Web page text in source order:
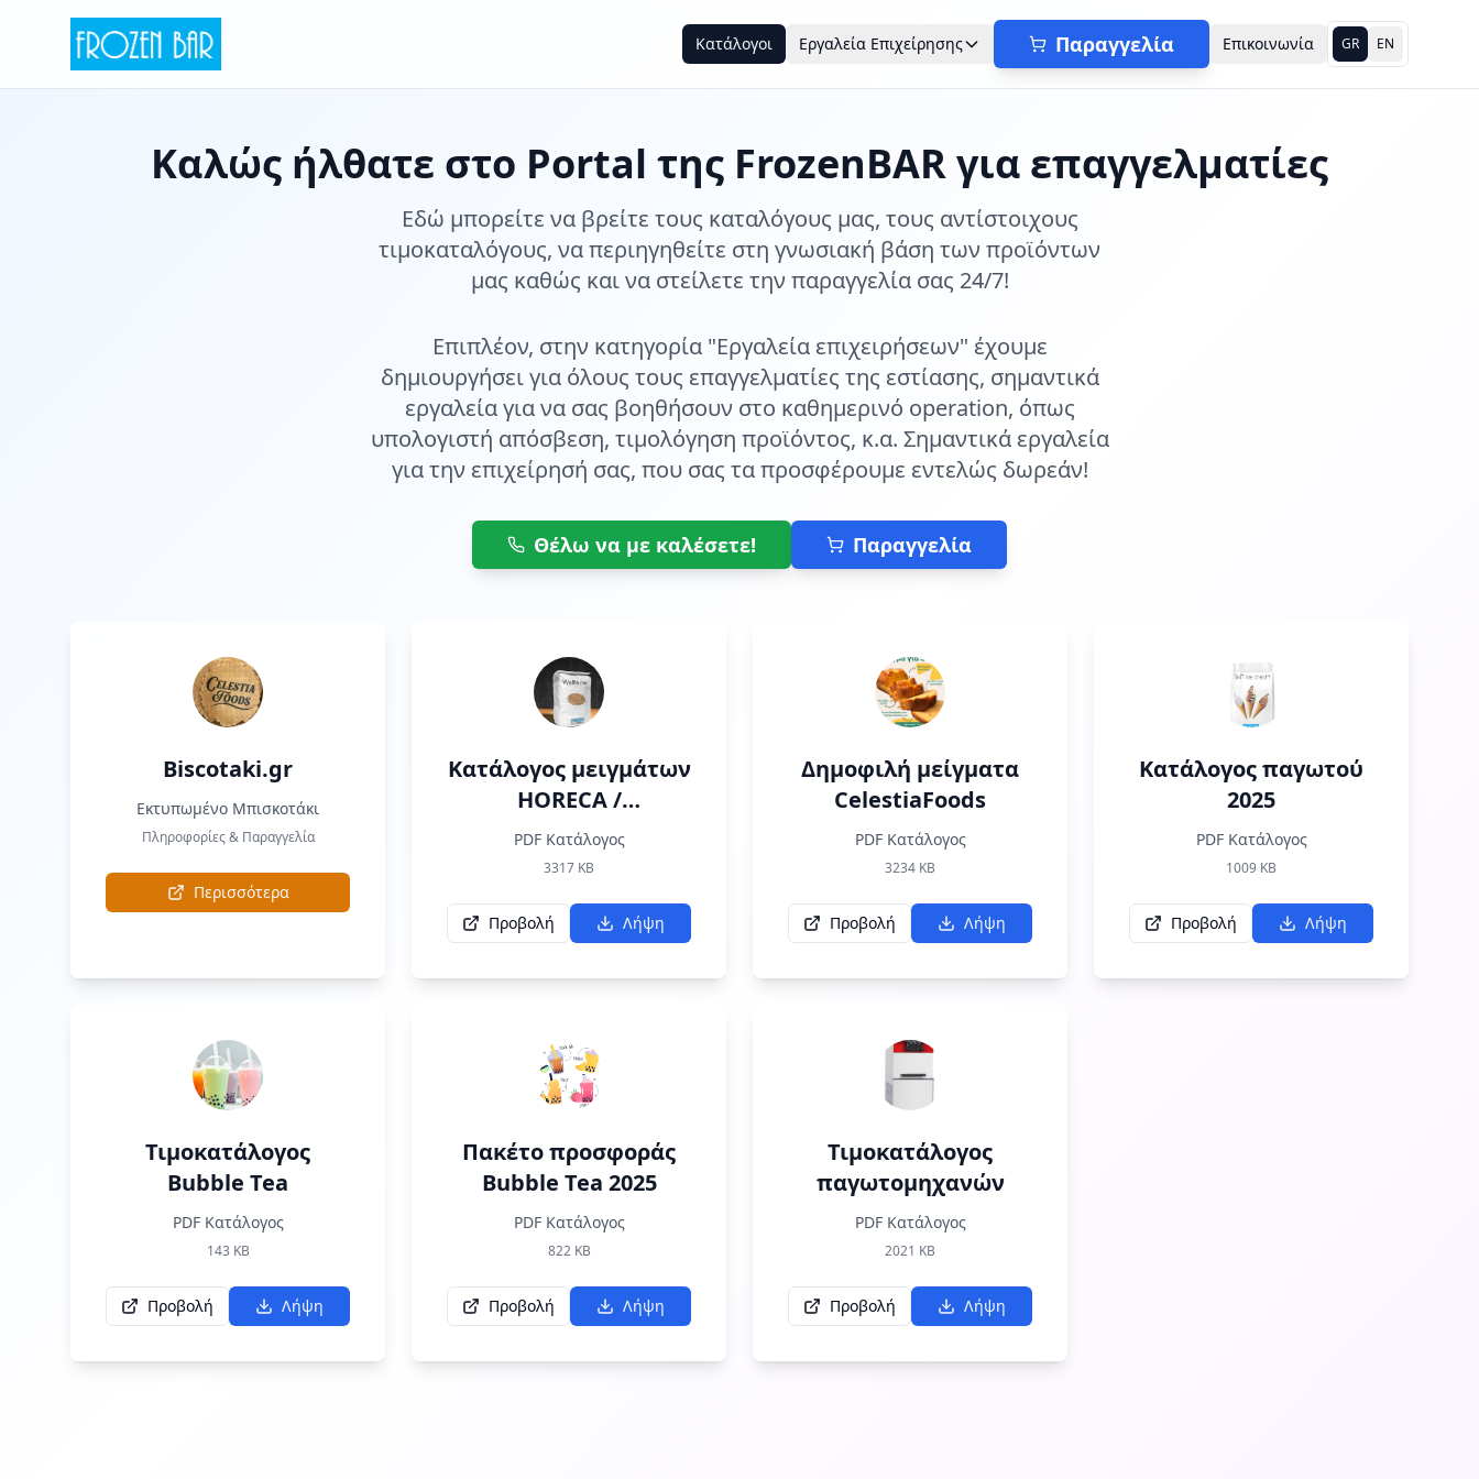
Κατάλογοι Εργαλεία Επιχείρησης Παραγγελία Επικοινωνία GR EN
Καλώς ήλθατε στο Portal της FrozenBAR για επαγγελματίες
Εδώ μπορείτε να βρείτε τους καταλόγους μας, τους αντίστοιχους
τιμοκαταλόγους, να περιηγηθείτε στη γνωσιακή βάση των προϊόντων
μας καθώς και να στείλετε την παραγγελία σας 24/7!
Επιπλέον, στην κατηγορία "Εργαλεία επιχειρήσεων" έχουμε
δημιουργήσει για όλους τους επαγγελματίες της εστίασης, σημαντικά
εργαλεία για να σας βοηθήσουν στο καθημερινό operation, όπως
υπολογιστή απόσβεση, τιμολόγηση προϊόντος, κ.α. Σημαντικά εργαλεία
για την επιχείρησή σας, που σας τα προσφέρουμε εντελώς δωρεάν!
Θέλω να με καλέσετε! Παραγγελία
Biscotaki.gr
Εκτυπωμένο Μπισκοτάκι
Πληροφορίες & Παραγγελία
Περισσότερα
Κατάλογος μειγμάτων
HORECA /
CELESTIAFOODS
PDF Κατάλογος
3317 KB
Προβολή Λήψη
Δημοφιλή μείγματα
CelestiaFoods
PDF Κατάλογος
3234 KB
Προβολή Λήψη
Κατάλογος παγωτού
2025
PDF Κατάλογος
1009 KB
Προβολή Λήψη
Τιμοκατάλογος
Bubble Tea
PDF Κατάλογος
143 KB
Προβολή Λήψη
Πακέτο προσφοράς
Bubble Tea 2025
PDF Κατάλογος
822KB
Προβολή Λήψη
Τιμοκατάλογος
παγωτομηχανών
PDF Κατάλογος
2021 KB
Προβολή Λήψη